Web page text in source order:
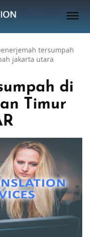

tersumpah
jakarta utara
di
Timur